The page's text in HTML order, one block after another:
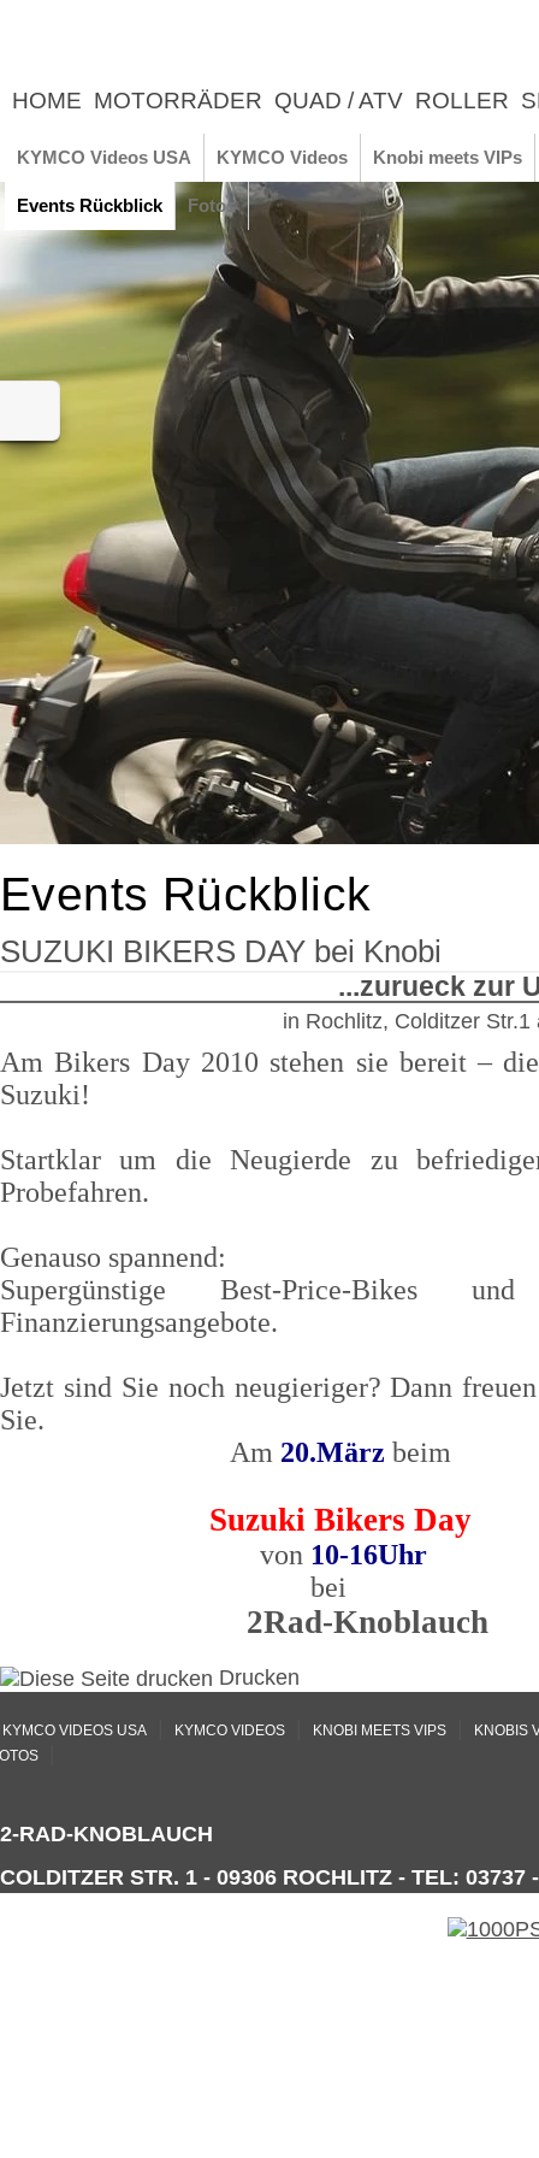
HOME MOTORRÄDER QUAD / ATV ROLLER
ERLEBNIS
KYMCO Videos USA KYMCO Videos Knobi meets VIPs
Events Rückblick Fotos
Events Rückblick
SUZUKI BIKERS DAY bei Knobi
...zurueck zur
in Rochlitz, Colditzer Str.1
Am Bikers Day 2010 stehen sie bereit –
Suzuki!
Startklar um die Neugierde zu
Probefahren.
Genauso spannend:
Supergünstige Best-Price-Bikes
Finanzierungsangebote.
Jetzt sind Sie noch neugieriger?Dann
Sie.
Am 20.März beim
Suzuki Bikers Day
von 10-16Uhr
bei
2Rad-Knoblauch
Drucken
KYMCO VIDEOS USA KYMCO VIDEOS KNOBI MEETS VIPS
KNOBIS
2-RAD-KNOBLAUCH
COLDITZER STR. 1 - 09306 ROCHLITZ - TEL: 03737